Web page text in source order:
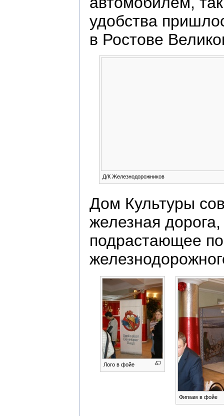
удобства
в Ростове
Д/К Железнодорожников
Дом Культуры
железная
подрастающее
Лого в фойе
Фигвам в фойе